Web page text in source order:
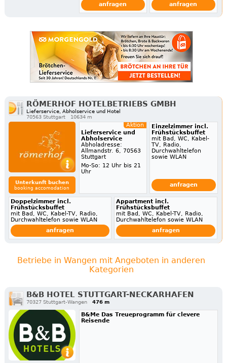
anfragen
anfragen
RÖMERHOF HOTELBETRIEBS GMBH
Lieferservice, Abholservice und Hotel
70563 Stuttgart
10634 m
Unterkunft buchen
booking accomodation
Aktion
Lieferservice und
Abholservice
Abholadresse:
Allmandstr. 6, 70563
Stuttgart
Mo-So: 12 Uhr bis 21
Uhr
Einzelzimmer incl.
Frühstücksbuffet
mit Bad, WC, Kabel-
TV, Radio,
Durchwahltelefon
sowie WLAN
anfragen
Doppelzimmer incl.
Frühstücksbuffet
mit Bad, WC, Kabel-TV, Radio,
Durchwahltelefon sowie WLAN
anfragen
Appartment incl.
Frühstücksbuffet
mit Bad, WC, Kabel-TV, Radio,
Durchwahltelefon sowie WLAN
anfragen
Betriebe in Wangen mit Angeboten in anderen
Kategorien
B&B HOTEL STUTTGART-NECKARHAFEN
70327 Stuttgart-Wangen 476 m
B&Me Das Treueprogramm für clevere
Reisende